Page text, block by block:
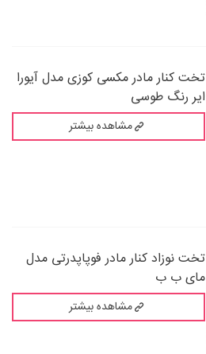
تخت کنار مادر مکسی کوزی مدل آیورا
ایر رنگ طوسی
مشاهده بیشتر
تخت نوزاد کنار مادر فوپاپدرتی مدل
مای ب ب
مشاهده بیشتر